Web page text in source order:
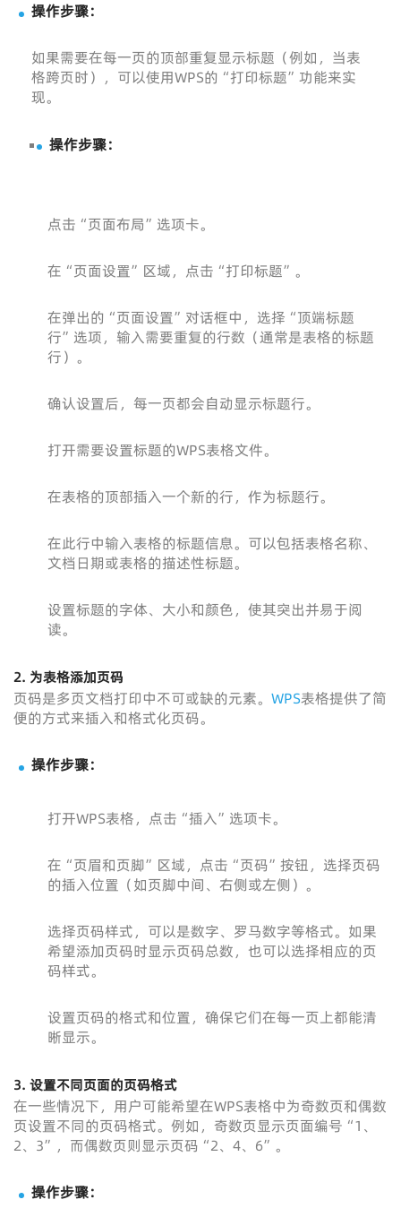
操作步骤：
如果需要在每一页的顶部重复显示标题（例如，当表
格跨页时），可以使用WPS的“打印标题”功能来实
现。
操作步骤：
点击“页面布局”选项卡。
在“页面设置”区域，点击“打印标题”。
在弹出的“页面设置”对话框中，选择“顶端标题
行”选项，输入需要重复的行数（通常是表格的标题
行）。
确认设置后，每一页都会自动显示标题行。
打开需要设置标题的WPS表格文件。
在表格的顶部插入一个新的行，作为标题行。
在此行中输入表格的标题信息。可以包括表格名称、
文档日期或表格的描述性标题。
设置标题的字体、大小和颜色，使其突出并易于阅
读。
2. 为表格添加页码
页码是多页文档打印中不可或缺的元素。 WPS表格提供了简
便的方式来插入和格式化页码。
操作步骤：
打开WPS表格，点击“插入”选项卡。
在“页眉和页脚”区域，点击“页码”按钮，选择页码
的插入位置（如页脚中间、右侧或左侧）。
选择页码样式，可以是数字、罗马数字等格式。如果
希望添加页码时显示页码总数，也可以选择相应的页
码样式。
设置页码的格式和位置，确保它们在每一页上都能清
晰显示。
3. 设置不同页面的页码格式
在一些情况下，用户可能希望在WPS表格中为奇数页和偶数
页设置不同的页码格式。例如，奇数页显示页面编号“1、
2、3”，而偶数页则显示页码“2、4、6”。
操作步骤：